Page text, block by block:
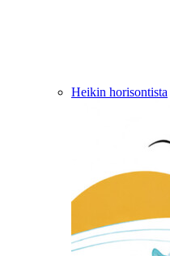
Heikin horisontista